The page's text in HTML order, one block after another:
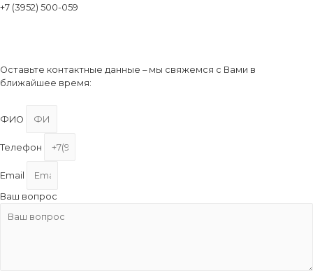
+7 (3952) 500-059
Оставьте контактные данные – мы свяжемся с Вами в
ближайшее время:
ФИО
Телефон
Email
Ваш вопрос